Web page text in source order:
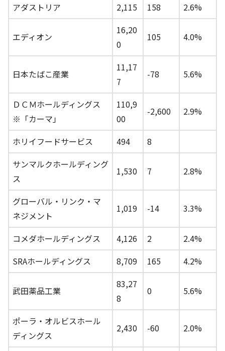
アダストリア
2,115 158 2.6%
エディオン
16,20
0
105 4.0%
日本たばこ産業
11,17
7
-78 5.6%
ＤＣＭホールディングス
※「カーマ」
110,9
00
-2,600 2.9%
ホリイフードサービス 494
8
サンマルクホールディング
ス
1,530 7 2.8%
グローバル・リンク・マ
ネジメント
1,019 -14 3.3%
コメダホールディングス 4,126 2
2.4%
SRAホールディングス
8,709 165 4.2%
武田薬品工業
83,27
8
0 5.6%
ポーラ・オルビスホール
ディングス
2,430 -60 2.0%